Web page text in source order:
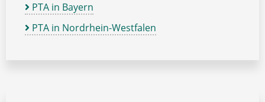
PTA in Bayern
PTA in Nordrhein-Westfalen